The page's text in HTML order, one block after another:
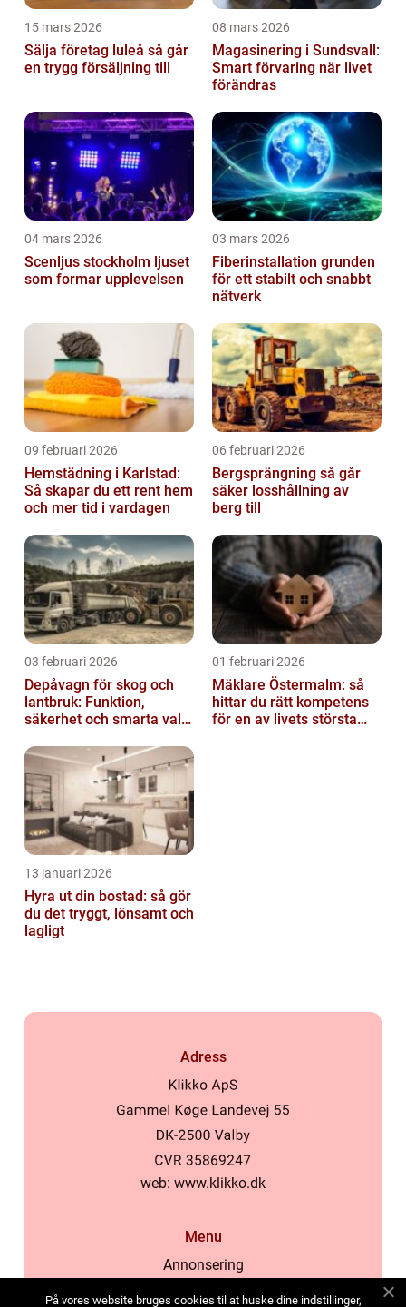
15 mars 2026
Sälja företag luleå så går
en trygg försäljning till
08 mars 2026
Magasinering i Sundsvall:
Smart förvaring när livet
förändras
04 mars 2026
Scenljus stockholm ljuset
som formar upplevelsen
03 mars 2026
Fiberinstallation grunden
för ett stabilt och snabbt
nätverk
09 februari 2026
Hemstädning i Karlstad:
Så skapar du ett rent hem
och mer tid i vardagen
06 februari 2026
Bergsprängning så går
säker losshållning av
berg till
03 februari 2026
Depåvagn för skog och
lantbruk: Funktion,
säkerhet och smarta val
01 februari 2026
Mäklare Östermalm: så
hittar du rätt kompetens
för en av livets största
13 januari 2026
Hyra ut din bostad: så gör
du det tryggt, lönsamt och
lagligt
Adress
web: www.klikko.dk
Menu
Annonsering
På vores website bruges cookies til at huske dine indstillinger,